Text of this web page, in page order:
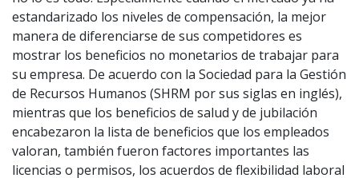
estandarizado los niveles de compensación, la mejor
manera de diferenciarse de sus competidores es
mostrar los beneficios no monetarios de trabajar para
su empresa. De acuerdo con la Sociedad para la Gestión
de Recursos Humanos (SHRM por sus siglas en inglés),
mientras que los beneficios de salud y de jubilación
encabezaron la lista de beneficios que los empleados
valoran, también fueron factores importantes las
licencias o permisos, los acuerdos de flexibilidad laboral